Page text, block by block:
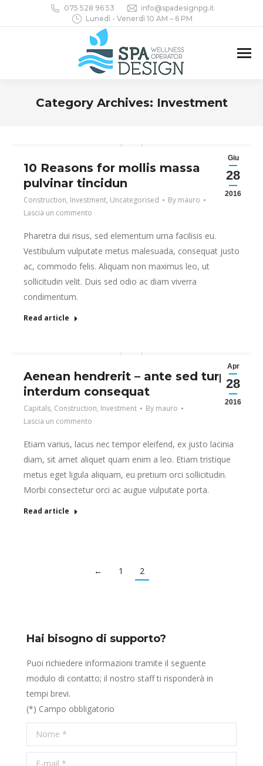
075 528 96 53
info@spadesignpg.it
Lunedì - Venerdì 10 AM – 6 PM
Category Archives: Investment
Giu
28
2016
10 Reasons for mollis massa
pulvinar tincidun
Construction, Investment, Uncategorised By mauro
Lascia un commento
Pharetra dui risus, sed elementum urna facilisis eu.
Vestibulum vulputate metus malesuada, consequat justo
ac, commodo felis. Aliquam non maximus leo, ut
sollicitudin velit. Duis sed odio ac diam viverra
condimentum.
Read article
Apr
28
2016
Aenean hendrerit – ante sed turpis
interdum consequat
Capitals, Construction, Investment By mauro
Lascia un commento
Etiam varius, lacus nec tempor eleifend, ex justo lacinia
diam, sit amet aliquet quam enim a leo. Etiam tristique
metus eget ligula aliquam, eu pretium orci sollicitudin.
Morbi consectetur orci ac augue vulputate porta.
Read article
← 1 2
Hai bisogno di supporto?
Puoi richiedere informazioni tramite il seguente
modulo di contatto; il nostro staff ti risponderà in
tempi brevi.
(*) Campo obbligatorio
Nome *
E-mail *